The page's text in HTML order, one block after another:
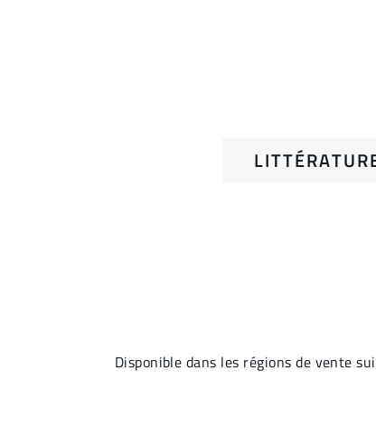
Disponible dans les régions de vente